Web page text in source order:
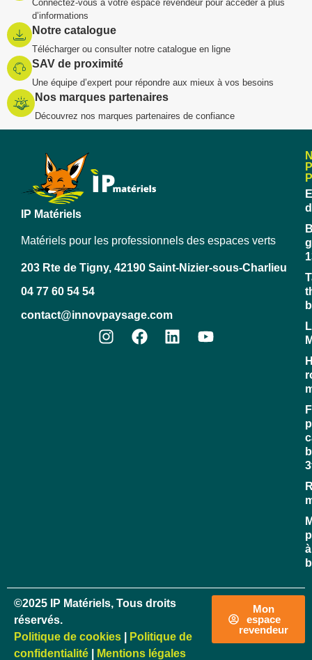
Connectez-vous à votre espace revendeur pour accéder à plus
d’informations
Notre catalogue
Télécharger ou consulter notre catalogue en ligne
SAV de proximité
Une équipe d’expert pour répondre aux mieux à vos besoins
Nos marques partenaires
Découvrez nos marques partenaires de confiance
IP Matériels
Matériels pour les professionnels des espaces verts
203 Rte de Tigny, 42190 Saint-Nizier-sous-Charlieu
04 77 60 54 54
contact@innovpaysage.com
à
©2025 IP Matériels, Tous droits
réservés.
Politique de cookies
Politique de
confidentialité
Mentions légales
Mon
espace
revendeur